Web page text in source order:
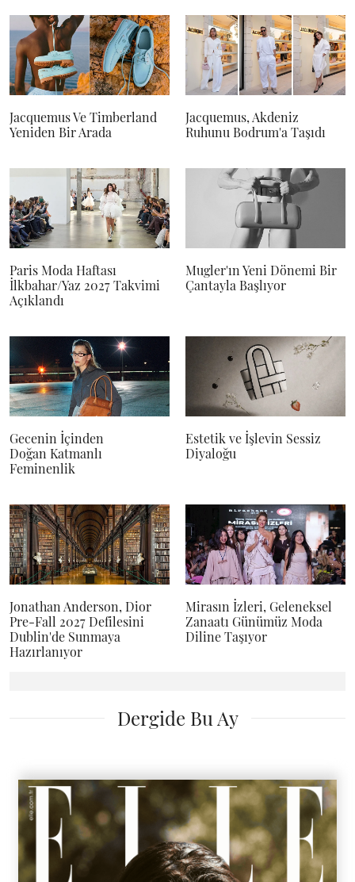
Jacquemus Ve Timberland
Yeniden Bir Arada
Jacquemus, Akdeniz
Ruhunu Bodrum'a Taşıdı
Paris Moda Haftası
İlkbahar/Yaz 2027 Takvimi
Açıklandı
Mugler'ın Yeni Dönemi Bir
Çantayla Başlıyor
Gecenin İçinden
Doğan Katmanlı
Feminenlik
Estetik ve İşlevin Sessiz
Diyaloğu
Jonathan Anderson, Dior
Pre-Fall 2027 Defilesini
Dublin'de Sunmaya
Hazırlanıyor
Mirasın İzleri, Geleneksel
Zanaatı Günümüz Moda
Diline Taşıyor
Dergide Bu Ay